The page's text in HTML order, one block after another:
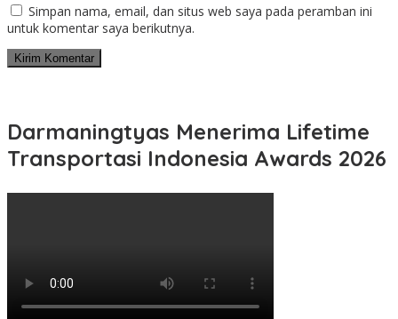
Simpan nama, email, dan situs web saya pada peramban ini
untuk komentar saya berikutnya.
Darmaningtyas Menerima Lifetime
Transportasi Indonesia Awards 2026